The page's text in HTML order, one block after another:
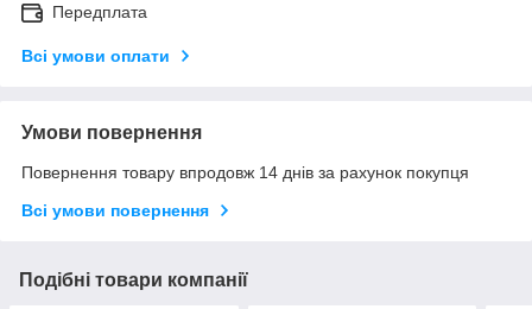
Передплата
Всі умови оплати
Умови повернення
Повернення товару впродовж 14 днів за рахунок покупця
Всі умови повернення
Подібні товари компанії